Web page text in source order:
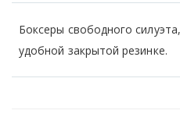
Боксеры свободного
удобной закрытой резинке.